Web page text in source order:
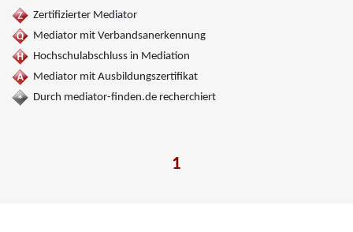
Zertifizierter Mediator
Mediator mit Verbandsanerkennung
Hochschulabschluss in Mediation
Mediator mit Ausbildungszertifikat
Durch mediator-finden.de recherchiert
1